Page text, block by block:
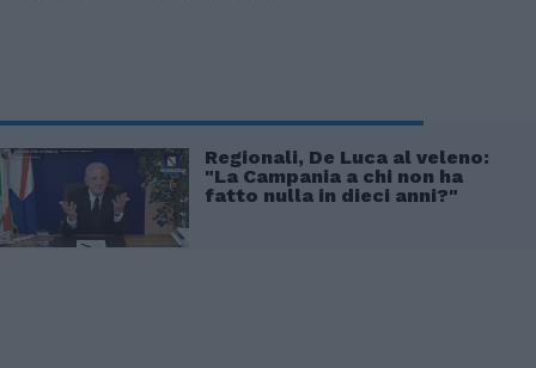
Regionali, De Luca al veleno:
"La Campania a chi non ha
fatto nulla in dieci anni?"